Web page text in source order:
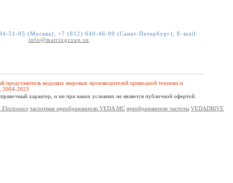
51-05 (Москва), +7 (812) 640-46-90 (Санкт-Петербург) , E-mail:
info@matrixgroup.su
ведущих мировых производителей приводной техники и
2004-2023
характер, и ни при каких условиях не является публичной офертой.
Electronics частотные преобразователи VEDA MC преобразователи частоты VEDADRIVE